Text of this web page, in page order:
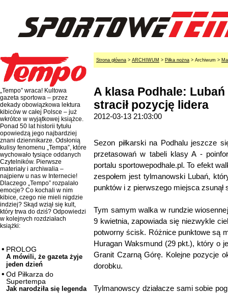
„Tempo” wraca! Kultowa
gazeta sportowa – przez
dekady obowiązkowa lektura
kibiców w całej Polsce – już
wkrótce w wyjątkowej książce.
Ponad 50 lat historii tytułu
opowiedzą jego najbardziej
znani dziennikarze. Odsłonią
kulisy fenomenu „Tempa”, które
wychowało tysiące oddanych
Czytelników. Pierwsze
materiały i archiwalia –
najpierw u nas w Internecie!
Dlaczego „Tempo” rozpalało
emocje? Co kochali w nim
kibice, czego nie mieli nigdzie
indziej? Skąd wziął się kult,
który trwa do dziś? Odpowiedzi
w kolejnych rozdziałach
książki:
PROLOG
A mówili, że gazeta żyje
jeden dzień
Od Piłkarza do
Supertempa
Jak narodziła się legenda
Strona główna > ARCHIWUM > Piłka nożna > Archiwum >
A klasa Podhale:
stracił pozycję lidera
2012-03-13 21:03:00
Sezon piłkarski na Podhalu jeszcze
przetasowań w tabeli klasy A -
portalu sportowepodhale.pl. To efekt
zespołem jest tylmanowski Lubań,
punktów i z pierwszego miejsca zsunął
Tym samym walka w rundzie
9 kwietnia, zapowiada się niezwykle
potworny ścisk. Różnice punktowe są
Huragan Waksmund (29 pkt.), który o
Granit Czarną Górę. Kolejne pozycje
dorobku.
Tylmanowscy działacze sami sobie